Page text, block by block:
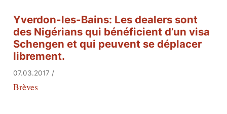
Yverdon-les-Bains: Les dealers sont
des Nigérians qui bénéficient d’un visa
Schengen et qui peuvent se déplacer
librement.
07.03.2017 /
Brèves